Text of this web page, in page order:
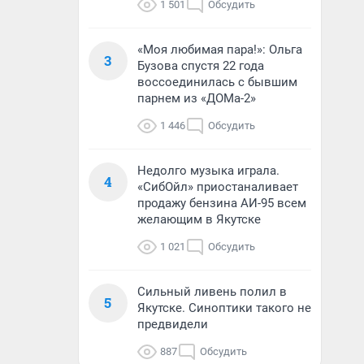
1 501 Обсудить
3
«Моя любимая пара!»: Ольга
Бузова спустя 22 года
воссоединилась с бывшим
парнем из «ДОМа-2»
1 446 Обсудить
4
Недолго музыка играла.
«СибОйл» приостаналивает
продажу бензина АИ-95 всем
желающим в Якутске
1 021 Обсудить
5
Сильный ливень полил в
Якутске. Синоптики такого не
предвидели
887 Обсудить